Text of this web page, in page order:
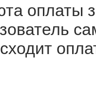
оплаты